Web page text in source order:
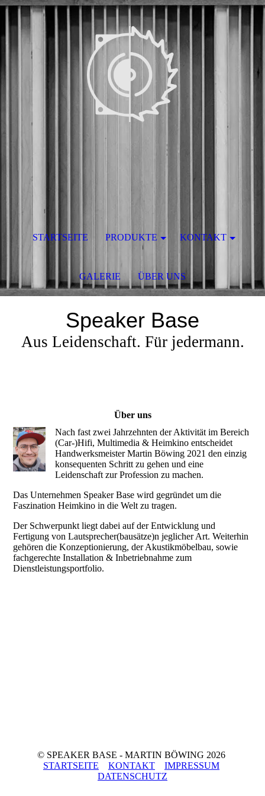
Speaker Base
Aus Leidenschaft. Für jedermann.
Über uns
Nach fast zwei Jahrzehnten der Aktivität im Bereich
(Car-)Hifi, Multimedia & Heimkino entscheidet
Handwerksmeister Martin Böwing 2021 den einzig
konsequenten Schritt zu gehen und eine
Leidenschaft zur Profession zu machen.
Das Unternehmen Speaker Base wird gegründet um die
Faszination Heimkino in die Welt zu tragen.
Der Schwerpunkt liegt dabei auf der Entwicklung und
Fertigung von Lautsprecher(bausätze)n jeglicher Art. Weiterhin
gehören die Konzeptionierung, der Akustikmöbelbau, sowie
fachgerechte Installation & Inbetriebnahme zum
Dienstleistungsportfolio.
© SPEAKER BASE - MARTIN BÖWING 2026
STARTSEITE
KONTAKT
IMPRESSUM
DATENSCHUTZ
STARTSEITE PRODUKTE KONTAKT
GALERIE ÜBER UNS